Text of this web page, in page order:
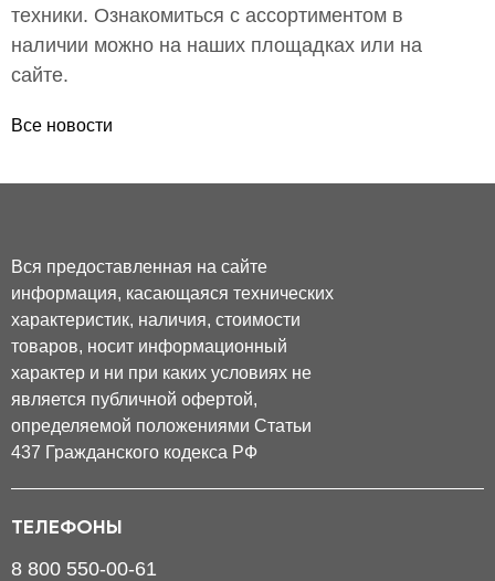
техники. Ознакомиться с ассортиментом в
наличии можно на наших площадках или на
сайте.
Все новости
Вся предоставленная на сайте
информация, касающаяся технических
характеристик, наличия, стоимости
товаров, носит информационный
характер и ни при каких условиях не
является публичной офертой,
определяемой положениями Статьи
437 Гражданского кодекса РФ
ТЕЛЕФОНЫ
8 800 550-00-61